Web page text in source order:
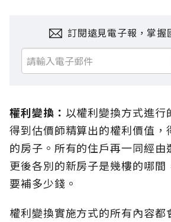
訂閱遠見電子報，掌握
權利變換： 以權利變換方式進行
得到估價師精算出的權利價值，
的房子。所有的住戶再一同經由
更後各別的新房子是幾樓的哪間
要補多少錢。
權利變換實施方式的所有內容都